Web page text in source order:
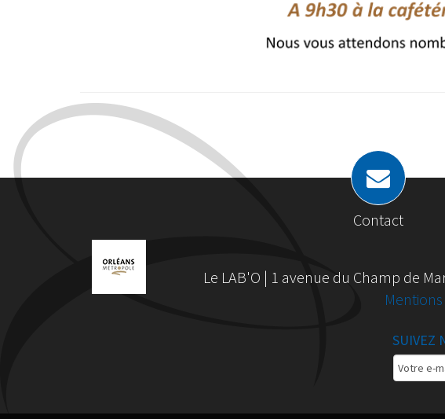
Contact
Le LAB'O | 1 avenue du Champ de
SUIVEZ
Email